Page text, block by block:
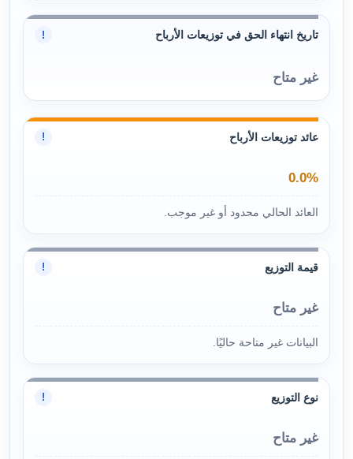
تاريخ انتهاء الحق في توزيعات الأرباح !
غير متاح
عائد توزيعات الأرباح !
0.0%
العائد الحالي محدود أو غير موجب.
قيمة التوزيع !
غير متاح
البيانات غير متاحة حاليًا.
نوع التوزيع !
غير متاح